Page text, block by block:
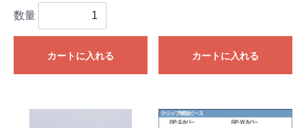
数量
カートに入れる カートに入れる